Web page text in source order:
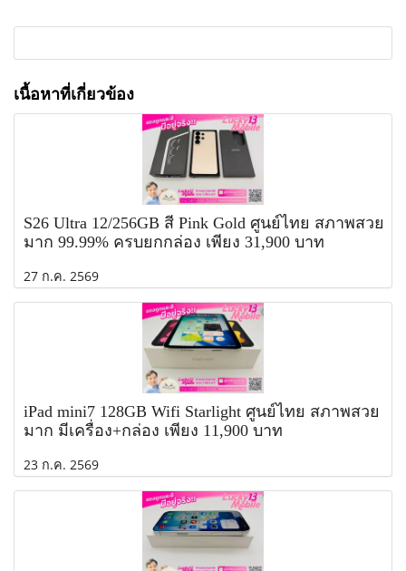
เนื้อหาที่เกี่ยวข้อง
S26 Ultra 12/256GB สี Pink Gold ศูนย์ไทย สภาพสวย
มาก 99.99% ครบยกกล่อง เพียง 31,900 บาท
27 ก.ค. 2569
iPad mini7 128GB Wifi Starlight ศูนย์ไทย สภาพสวย
มาก มีเครื่อง+กล่อง เพียง 11,900 บาท
23 ก.ค. 2569